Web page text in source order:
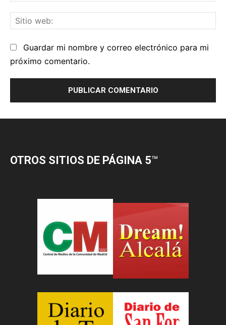
OTROS SITIOS DE PÁGINA 5™